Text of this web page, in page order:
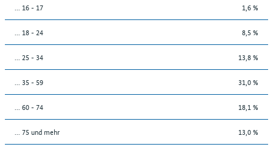
... 16 - 17 1,6 %
... 18 - 24 8,5 %
... 25 - 34 13,8 %
... 35 - 59 31,0 %
... 60 - 74 18,1 %
... 75 und mehr 13,0 %